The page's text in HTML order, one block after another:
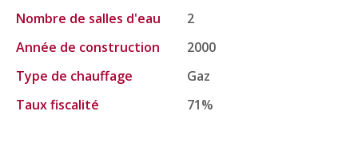
Nombre de salles d'eau
2
Année de construction
2000
Type de chauffage
Gaz
Taux fiscalité
71%